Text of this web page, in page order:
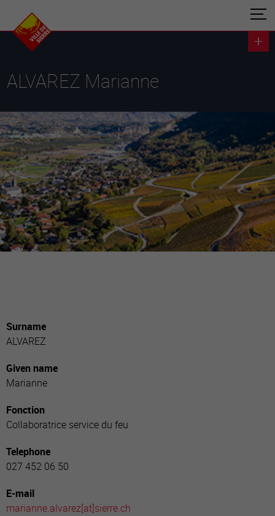
ALVAREZ Marianne
Surname
ALVAREZ
Given name
Marianne
Fonction
Collaboratrice service du feu
Telephone
027 452 06 50
E-mail
marianne.alvarez[at]sierre.ch